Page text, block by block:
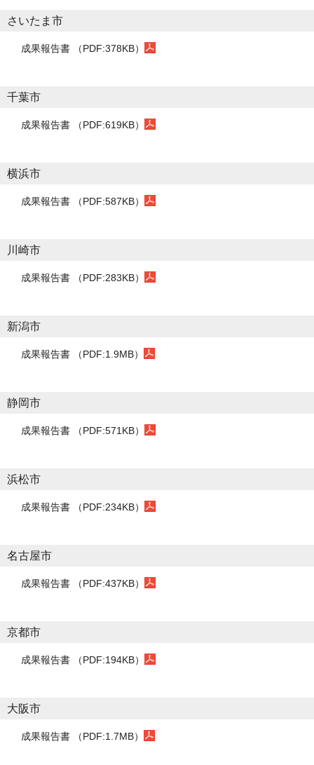
さいたま市
成果報告書 （PDF:378KB）
千葉市
成果報告書 （PDF:619KB）
横浜市
成果報告書 （PDF:587KB）
川崎市
成果報告書 （PDF:283KB）
新潟市
成果報告書 （PDF:1.9MB）
静岡市
成果報告書 （PDF:571KB）
浜松市
成果報告書 （PDF:234KB）
名古屋市
成果報告書 （PDF:437KB）
京都市
成果報告書 （PDF:194KB）
大阪市
成果報告書 （PDF:1.7MB）